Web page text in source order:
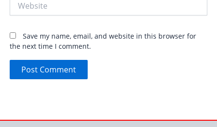
Save my name, email, and website in this browser for
the next time I comment.